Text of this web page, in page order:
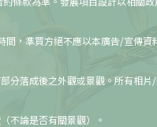
，準買方絕不應以本廣告/宣傳資
分落成後之外觀或景觀。所有相片
不論是否有關景觀）。